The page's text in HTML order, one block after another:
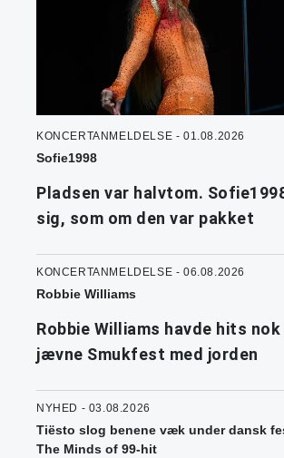
KONCERTANMELDELSE - 01.08.2026
Sofie1998
Pladsen var halvtom.
sig, som om den var pakket
KONCERTANMELDELSE - 06.08.2026
Robbie Williams
Robbie Williams havde hits
jævne Smukfest med jorden
NYHED - 03.08.2026
Tiësto slog benene væk under dansk
The Minds of 99-hit